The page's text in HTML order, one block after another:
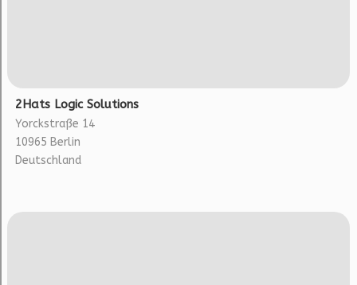
2Hats Logic Solutions
Yorckstraße 14
10965 Berlin
Deutschland